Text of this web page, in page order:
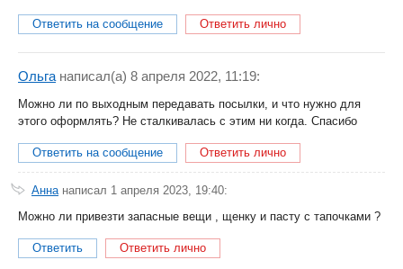
Ответить на сообщение Ответить лично
Ольга написал(a) 8 апреля 2022, 11:19:
Можно ли по выходным передавать посылки, и что нужно для
этого оформлять? Не сталкивалась с этим ни когда. Спасибо
Ответить на сообщение Ответить лично
Анна написал 1 апреля 2023, 19:40:
Можно ли привезти запасные вещи , щенку и пасту с тапочками ?
Ответить Ответить лично